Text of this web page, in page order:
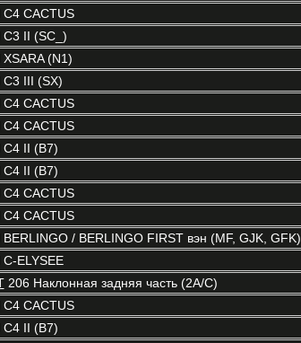
C4 CACTUS
C3 II (SC_)
XSARA (N1)
C3 III (SX)
C4 CACTUS
C4 CACTUS
C4 II (B7)
C4 II (B7)
C4 CACTUS
C4 CACTUS
BERLINGO / BERLINGO FIRST вэн (MF, GJK, GFK)
C-ELYSEE
206 Наклонная задняя часть (2A/C)
C4 CACTUS
C4 II (B7)